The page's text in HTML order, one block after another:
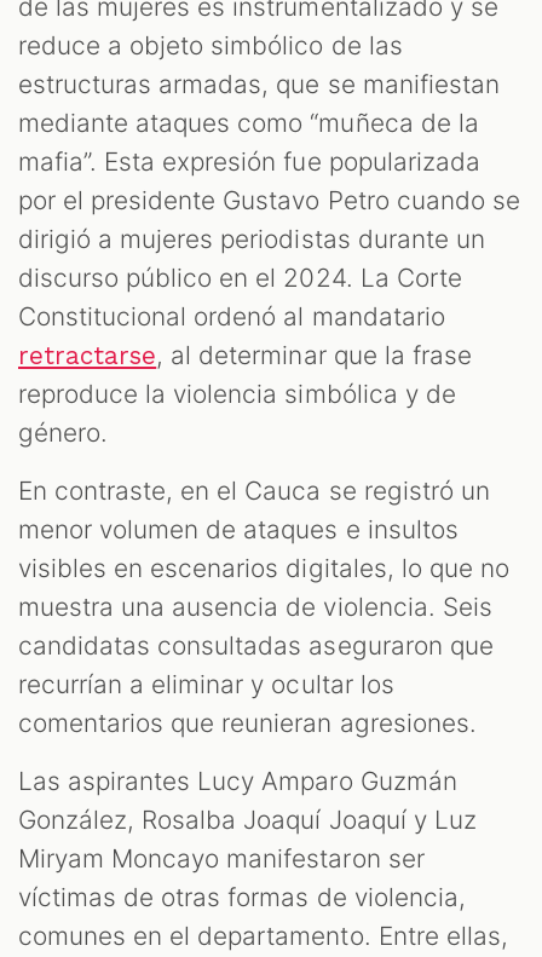
de las mujeres es instrumentalizado y se
reduce a objeto simbólico de las
estructuras armadas, que se manifiestan
mediante ataques como “muñeca de la
mafia”. Esta expresión fue popularizada
por el presidente Gustavo Petro cuando se
dirigió a mujeres periodistas durante un
discurso público en el 2024. La Corte
Constitucional ordenó al mandatario
retractarse, al determinar que la frase
reproduce la violencia simbólica y de
género.
En contraste, en el Cauca se registró un
menor volumen de ataques e insultos
visibles en escenarios digitales, lo que no
muestra una ausencia de violencia. Seis
candidatas consultadas aseguraron que
recurrían a eliminar y ocultar los
comentarios que reunieran agresiones.
Las aspirantes Lucy Amparo Guzmán
González, Rosalba Joaquí Joaquí y Luz
Miryam Moncayo manifestaron ser
víctimas de otras formas de violencia,
comunes en el departamento. Entre ellas,